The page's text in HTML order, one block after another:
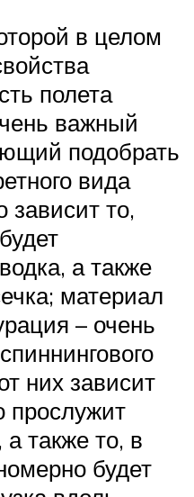
в целом
полета
важный
подобрать
вида
зависит то,
а также
материал
– очень
них зависит
прослужит
также то, в
будет